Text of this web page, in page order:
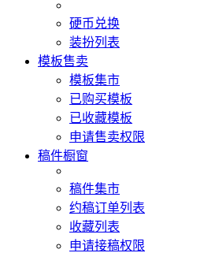
硬币兑换
装扮列表
模板售卖
模板集市
已购买模板
已收藏模板
申请售卖权限
稿件橱窗
稿件集市
约稿订单列表
收藏列表
申请接稿权限